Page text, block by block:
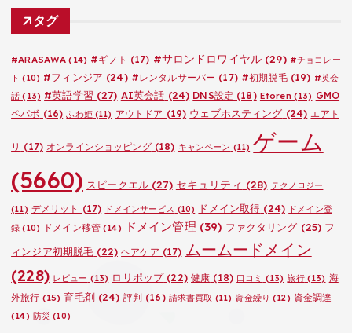
ゴ
タグ
#ARASAWA (14) #ギフト (17) #サロンドロワイヤル(29) #チョコレー
ト (10) #フィンジア (24) #レンタルサーバー (17) #初期脱毛(19) #英会
話 (13) #英語学習 (27) AI英会話 (24) DNS設定 (18) Etoren(13) GMO
ペパボ (16) ふわ姫(11) アウトドア (19) ウェブホスティング (24) エアト
リ (17) オンラインショッピング(18) キャンペーン (11) ゲーム
(5660) スピークエル(27) セキュリティ (28) テクノロジー
(11) デメリット (17) ドメインサービス (10) ドメイン取得 (24) ドメイン登
録 (10) ドメイン移管(14) ドメイン管理 (39) ファクタリング (25) フ
ィンジア初期脱毛 (22) ヘアケア (17) ムームードメイン
(228) レビュー (13) ロリポップ(22) 健康 (18) 口コミ (13) 旅行(13) 海
外旅行 (15) 育毛剤(24) 評判 (16) 請求書買取 (11) 資金繰り (12) 資金調達
(14) 防災 (10)